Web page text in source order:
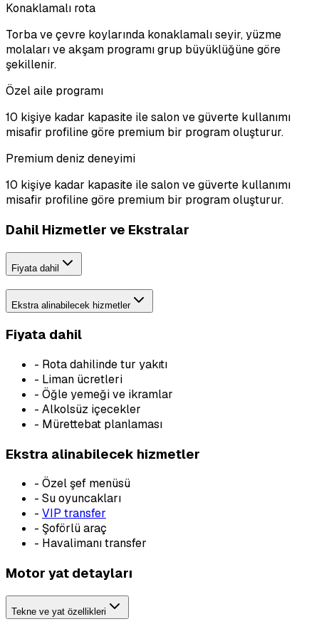
Konaklamalı rota
Torba ve çevre koylarında konaklamalı seyir, yüzme
molaları ve akşam programı grup büyüklüğüne göre
şekillenir.
Özel aile programı
10 kişiye kadar kapasite ile salon ve güverte kullanımı
misafir profiline göre premium bir program oluşturur.
Premium deniz deneyimi
10 kişiye kadar kapasite ile salon ve güverte kullanımı
misafir profiline göre premium bir program oluşturur.
Dahil Hizmetler ve Ekstralar
Fiyata dahil
Ekstra alinabilecek hizmetler
Fiyata dahil
- Rota dahilinde tur yakıtı
- Liman ücretleri
- Öğle yemeği ve ikramlar
- Alkolsüz içecekler
- Mürettebat planlaması
Ekstra alinabilecek hizmetler
- Özel şef menüsü
- Su oyuncakları
- VIP transfer
- Şoförlü araç
- Havalimanı transfer
Motor yat detayları
Tekne ve yat özellikleri